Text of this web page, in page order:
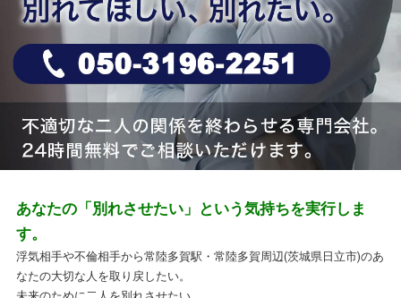
あなたの「別れさせたい」という気持ちを実行しま
す。
浮気相手や不倫相手から常陸多賀駅・常陸多賀周辺(茨城県日立市)のあ
なたの大切な人を取り戻したい。